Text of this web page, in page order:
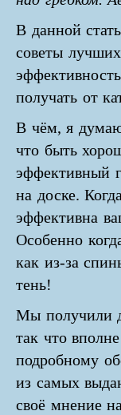
В данной
советы
получать от
В чём, я
что быть
эффективный
на доске.
эффективна
Особенно
как из-за
тень!
Мы получили
так что
подробному
из самых
своё мнение